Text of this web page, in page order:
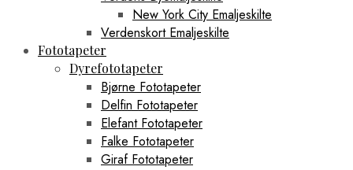
New York City Emaljeskilte
Verdenskort Emaljeskilte
Fototapeter
Dyrefototapeter
Bjørne Fototapeter
Delfin Fototapeter
Elefant Fototapeter
Falke Fototapeter
Giraf Fototapeter